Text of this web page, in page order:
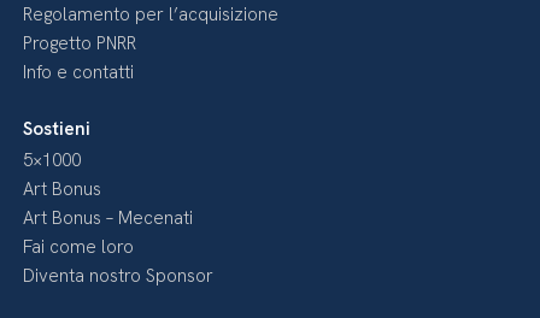
Regolamento per l’acquisizione
Progetto PNRR
Info e contatti
Sostieni
5×1000
Art Bonus
Art Bonus – Mecenati
Fai come loro
Diventa nostro Sponsor